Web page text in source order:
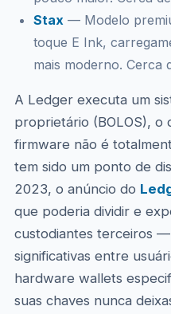
Stax— Modelo
toque E Ink,
mais moderno. Cerca
A Ledger executa um
proprietário (BOLOS), o
firmware não é
tem sido um ponto de
2023, o anúncio do
que poderia dividir e
custodiantes terceiros
significativas entre
hardware wallets
suas chaves nunca